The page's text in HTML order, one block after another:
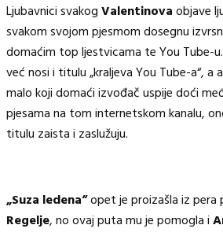
Ljubavnici svakogValentinovaobjave
svakom svojom pjesmom dosegnu
domaćim top ljestvicama te You Tube-
već nosi i titulu „kraljeva You Tube-a“, a
malo koji domaći izvođač uspije doći
pjesama na tom internetskom kanalu,
titulu zaista i zaslužuju.
„Suza ledena“opet je proizašla iz pera
Regelje, no ovaj puta mu je pomogla i